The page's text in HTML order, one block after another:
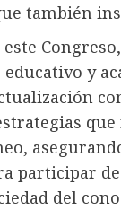
también
y
participar
del